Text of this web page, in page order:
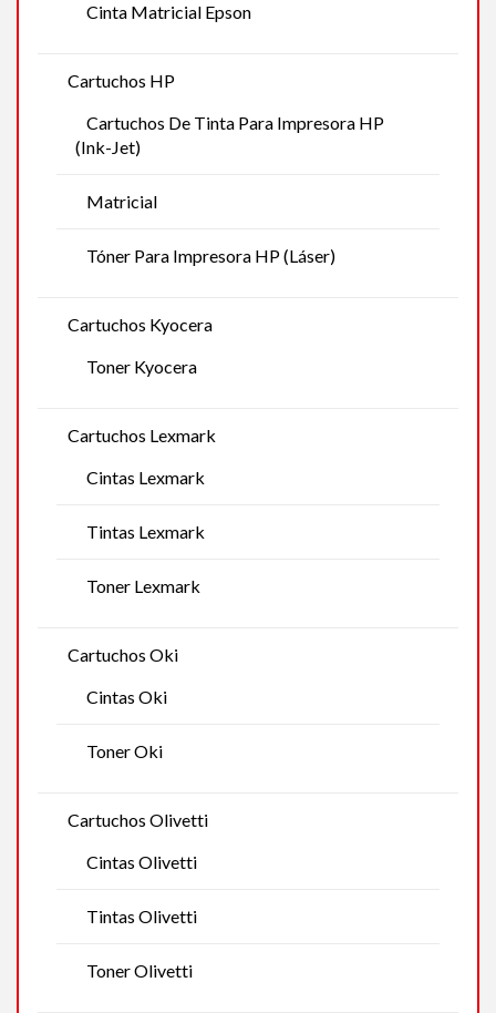
Cinta Matricial Epson
Cartuchos HP
Cartuchos De Tinta Para Impresora HP
(Ink-Jet)
Matricial
Tóner Para Impresora HP (Láser)
Cartuchos Kyocera
Toner Kyocera
Cartuchos Lexmark
Cintas Lexmark
Tintas Lexmark
Toner Lexmark
Cartuchos Oki
Cintas Oki
Toner Oki
Cartuchos Olivetti
Cintas Olivetti
Tintas Olivetti
Toner Olivetti